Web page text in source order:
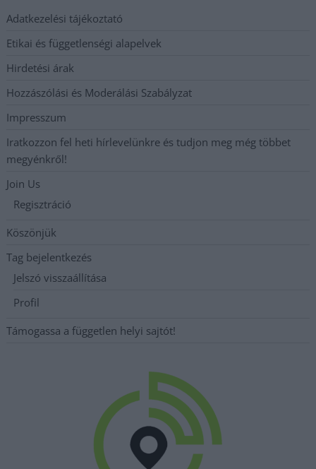
Adatkezelési tájékoztató
Etikai és függetlenségi alapelvek
Hirdetési árak
Hozzászólási és Moderálási Szabályzat
Impresszum
Iratkozzon fel heti hírlevelünkre és tudjon meg még többet
megyénkről!
Join Us
Regisztráció
Köszönjük
Tag bejelentkezés
Jelszó visszaállítása
Profil
Támogassa a független helyi sajtót!